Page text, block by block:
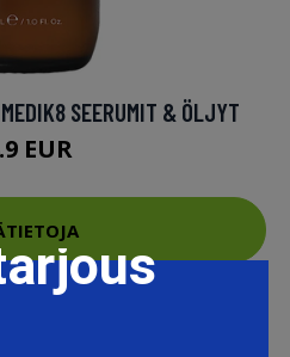
SEERUMIT & ÖLJYT
EUR